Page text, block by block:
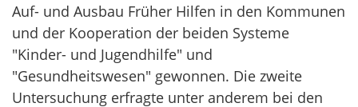
Auf- und Ausbau Früher Hilfen in den Kommunen
und der Kooperation der beiden Systeme
"Kinder- und Jugendhilfe" und
"Gesundheitswesen" gewonnen. Die zweite
Untersuchung erfragte unter anderem bei den